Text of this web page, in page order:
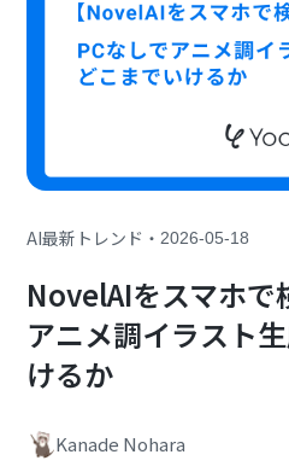
AI最新トレンド ・2026-05-18
NovelAIをスマホで
アニメ調イラスト
けるか
Kanade Nohara